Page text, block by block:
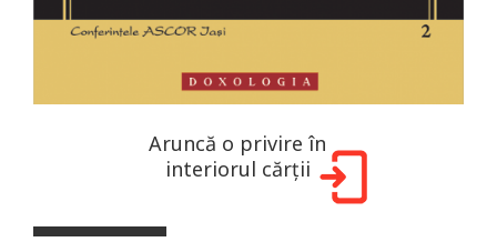
Aruncă o privire în
interiorul cărții